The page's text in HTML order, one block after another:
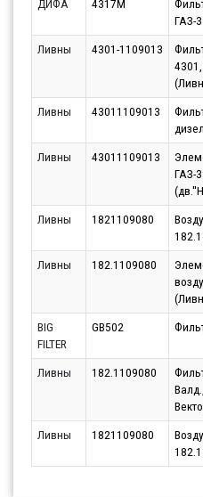
ДИФА
4317M
ГАЗ-
Ливны
4301-1109013
Ливны 43011109013
Ливны
43011109013
ГАЗ-
Ливны 1821109080
Ливны
182.1109080
BIG
FILTER
GB502
Ливны
182.1109080
Ливны 1821109080